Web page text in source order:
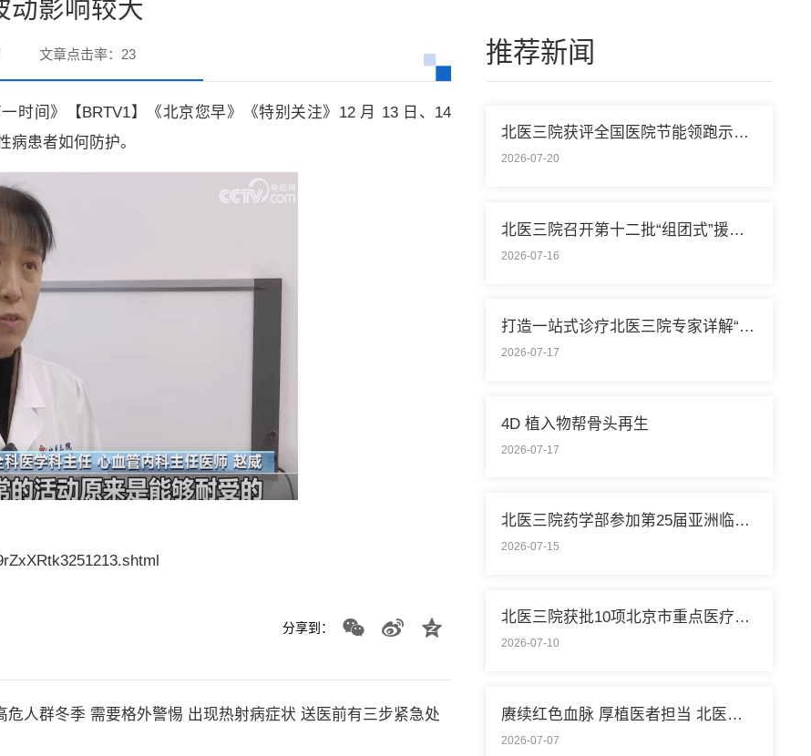
动影响较大
文章点击率： 23
时间》【BRTV1】《北京您早》《特别关注》12 月 13 日、14
病患者如何防护。
分享到：
危人群冬季 需要格外警惕 出现热射病症状 送医前有三步紧急处
推荐新闻
北医三院获评全国医院节能领跑示范单位称号
2026-07-20
北医三院召开第十二批“组团式”援藏医疗队欢送会
2026-07-16
打造一站式诊疗北医三院专家详解“控糖”新模式
2026-07-17
4D 植入物帮骨头再生
2026-07-17
北医三院药学部参加第25届亚洲临床药学大会
2026-07-15
北医三院获批10项北京市重点医疗技术临床应用培训基地
2026-07-10
赓续红色血脉 厚植医者担当 北医三院开展庆祝中国共产党成立105周年系列活动
2026-07-07